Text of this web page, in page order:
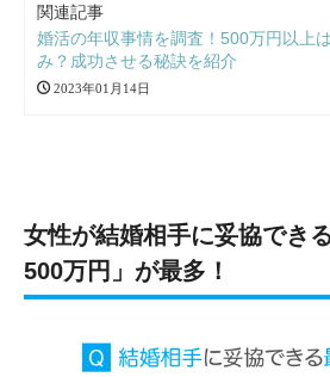
関連記事
婚活の年収事情を調査！500万円以上
み？成功させる秘訣を紹介
2023年01月14日
女性が結婚相手に妥協でき
500万円」が最多！